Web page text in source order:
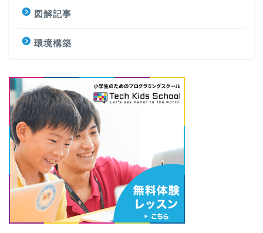
図解記事
環境構築